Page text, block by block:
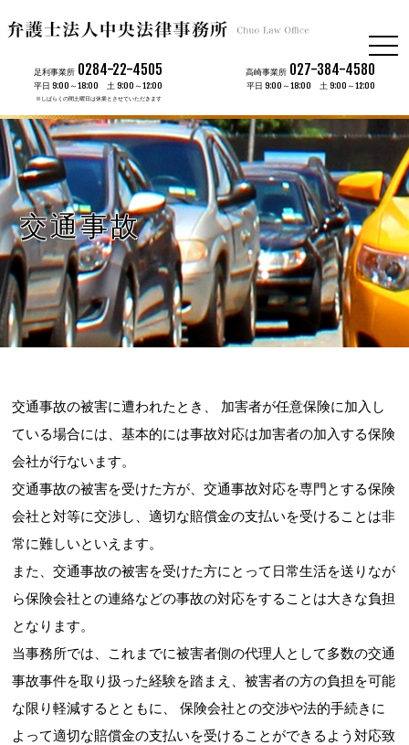
高崎事業所 027-384-4580
平日 9:00～18:00 土 9:00～12:00
足利事業所 0284-22-4505
平日 9:00～18:00 土 9:00～12:00
※しばらくの間土曜日は休業とさせていただきます
交通事故
交通事故の被害に遭われたとき、 加害者が任意保険に加入し
ている場合には、基本的には事故対応は加害者の加入する保険
会社が行ないます。
交通事故の被害を受けた方が、交通事故対応を専門とする保険
会社と対等に交渉し、適切な賠償金の支払いを受けることは非
常に難しいといえます。
また、交通事故の被害を受けた方にとって日常生活を送りなが
ら保険会社との連絡などの事故の対応をすることは大きな負担
となります。
当事務所では、これまでに被害者側の代理人として多数の交通
事故事件を取り扱った経験を踏まえ、被害者の方の負担を可能
な限り軽減するとともに、 保険会社との交渉や法的手続きに
よって適切な賠償金の支払いを受けることができるよう対応致